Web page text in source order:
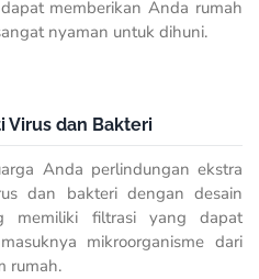
memberikan Anda rumah
nyaman untuk dihuni.
Virus dan Bakteri
Anda perlindungan ekstra
dan bakteri dengan desain
memiliki filtrasi yang dapat
mikroorganisme dari
rumah.